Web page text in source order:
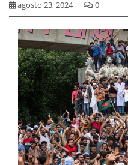
agosto 23, 2024 0